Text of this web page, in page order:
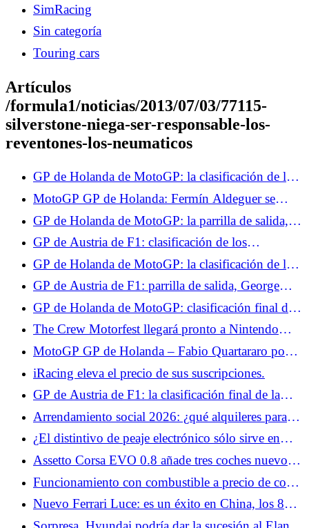
SimRacing
Sin categoría
Touring cars
Artículos
/formula1/noticias/2013/07/03/77115-
silverstone-niega-ser-responsable-los-
reventones-los-neumaticos
GP de Holanda de MotoGP: la clasificación de los
Libres 2, Marco Bezzecchi domina, Fabio
Quartararo a las puertas del Top 10
MotoGP GP de Holanda: Fermín Aldeguer se
retira tras una caída
GP de Holanda de MotoGP: la parrilla de salida,
Fabio Quartararo en el Top 10, las cuatro Aprilia
dominan la Q2
GP de Austria de F1: clasificación de los
entrenamientos libres 3, Georges Russell domina,
Isack Hadjar en el Top 10
GP de Holanda de MotoGP: la clasificación de la
carrera sprint, Fabio Quartararo en el Top 10, Raúl
Fernández líder
GP de Austria de F1: parrilla de salida, George
Russell supera a Leclerc y Hamilton en el último
momento, Isack Hadjar octavo
GP de Holanda de MotoGP: clasificación final de
la carrera, buen puesto para Fabio Quartararo, Ai
Ogura pone fin a una larga espera para Japón
The Crew Motorfest llegará pronto a Nintendo
Switch 2.
MotoGP GP de Holanda – Fabio Quartararo pone
en perspectiva su buen resultado en carrera: “En
términos de velocidad, fue más undécimo que
octavo”
iRacing eleva el precio de sus suscripciones.
GP de Austria de F1: la clasificación final de la
carrera, Max Verstappen está muy cerca de la
victoria, Isack Hadjar a las puertas del Top 5
Arrendamiento social 2026: ¿qué alquileres para
Alfa Romeo Junior y Lancia Ypsilon?
¿El distintivo de peaje electrónico sólo sirve en
vacaciones?
Assetto Corsa EVO 0.8 añade tres coches nuevos,
Kyalami, VR y modding.
Funcionamiento con combustible a precio de coste
en E.Leclerc los días 3 y 4 de julio: buenas noticias
para los automovilistas de cara a las vacaciones
Nuevo Ferrari Luce: es un éxito en China, los 88
ejemplares previstos ya se han vendido